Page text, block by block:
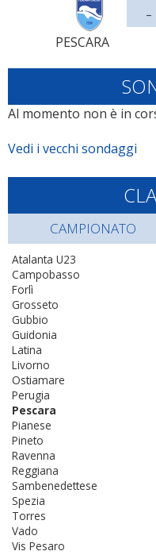
PESCARA
-
Al momento non è in
Vedi i vecchi sondaggi
CAMPIONATO
Atalanta U23
Campobasso
Forlì
Grosseto
Gubbio
Guidonia
Latina
Livorno
Ostiamare
Perugia
Pescara
Pianese
Pineto
Ravenna
Reggiana
Sambenedettese
Spezia
Torres
Vado
Vis Pesaro